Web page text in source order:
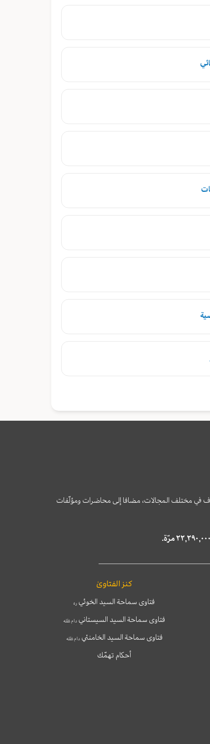
في مختلف المجالات، مضافا إلى محاضرات ومؤلّفات
كنز الفتاوىٰ
فتاوى سماحة السيد الخوئي ره
فتاوى سماحة السيد السيستاني دام ظله
فتاوى سماحة السيد الخامنئيدام ظله
أحكام تهمّك